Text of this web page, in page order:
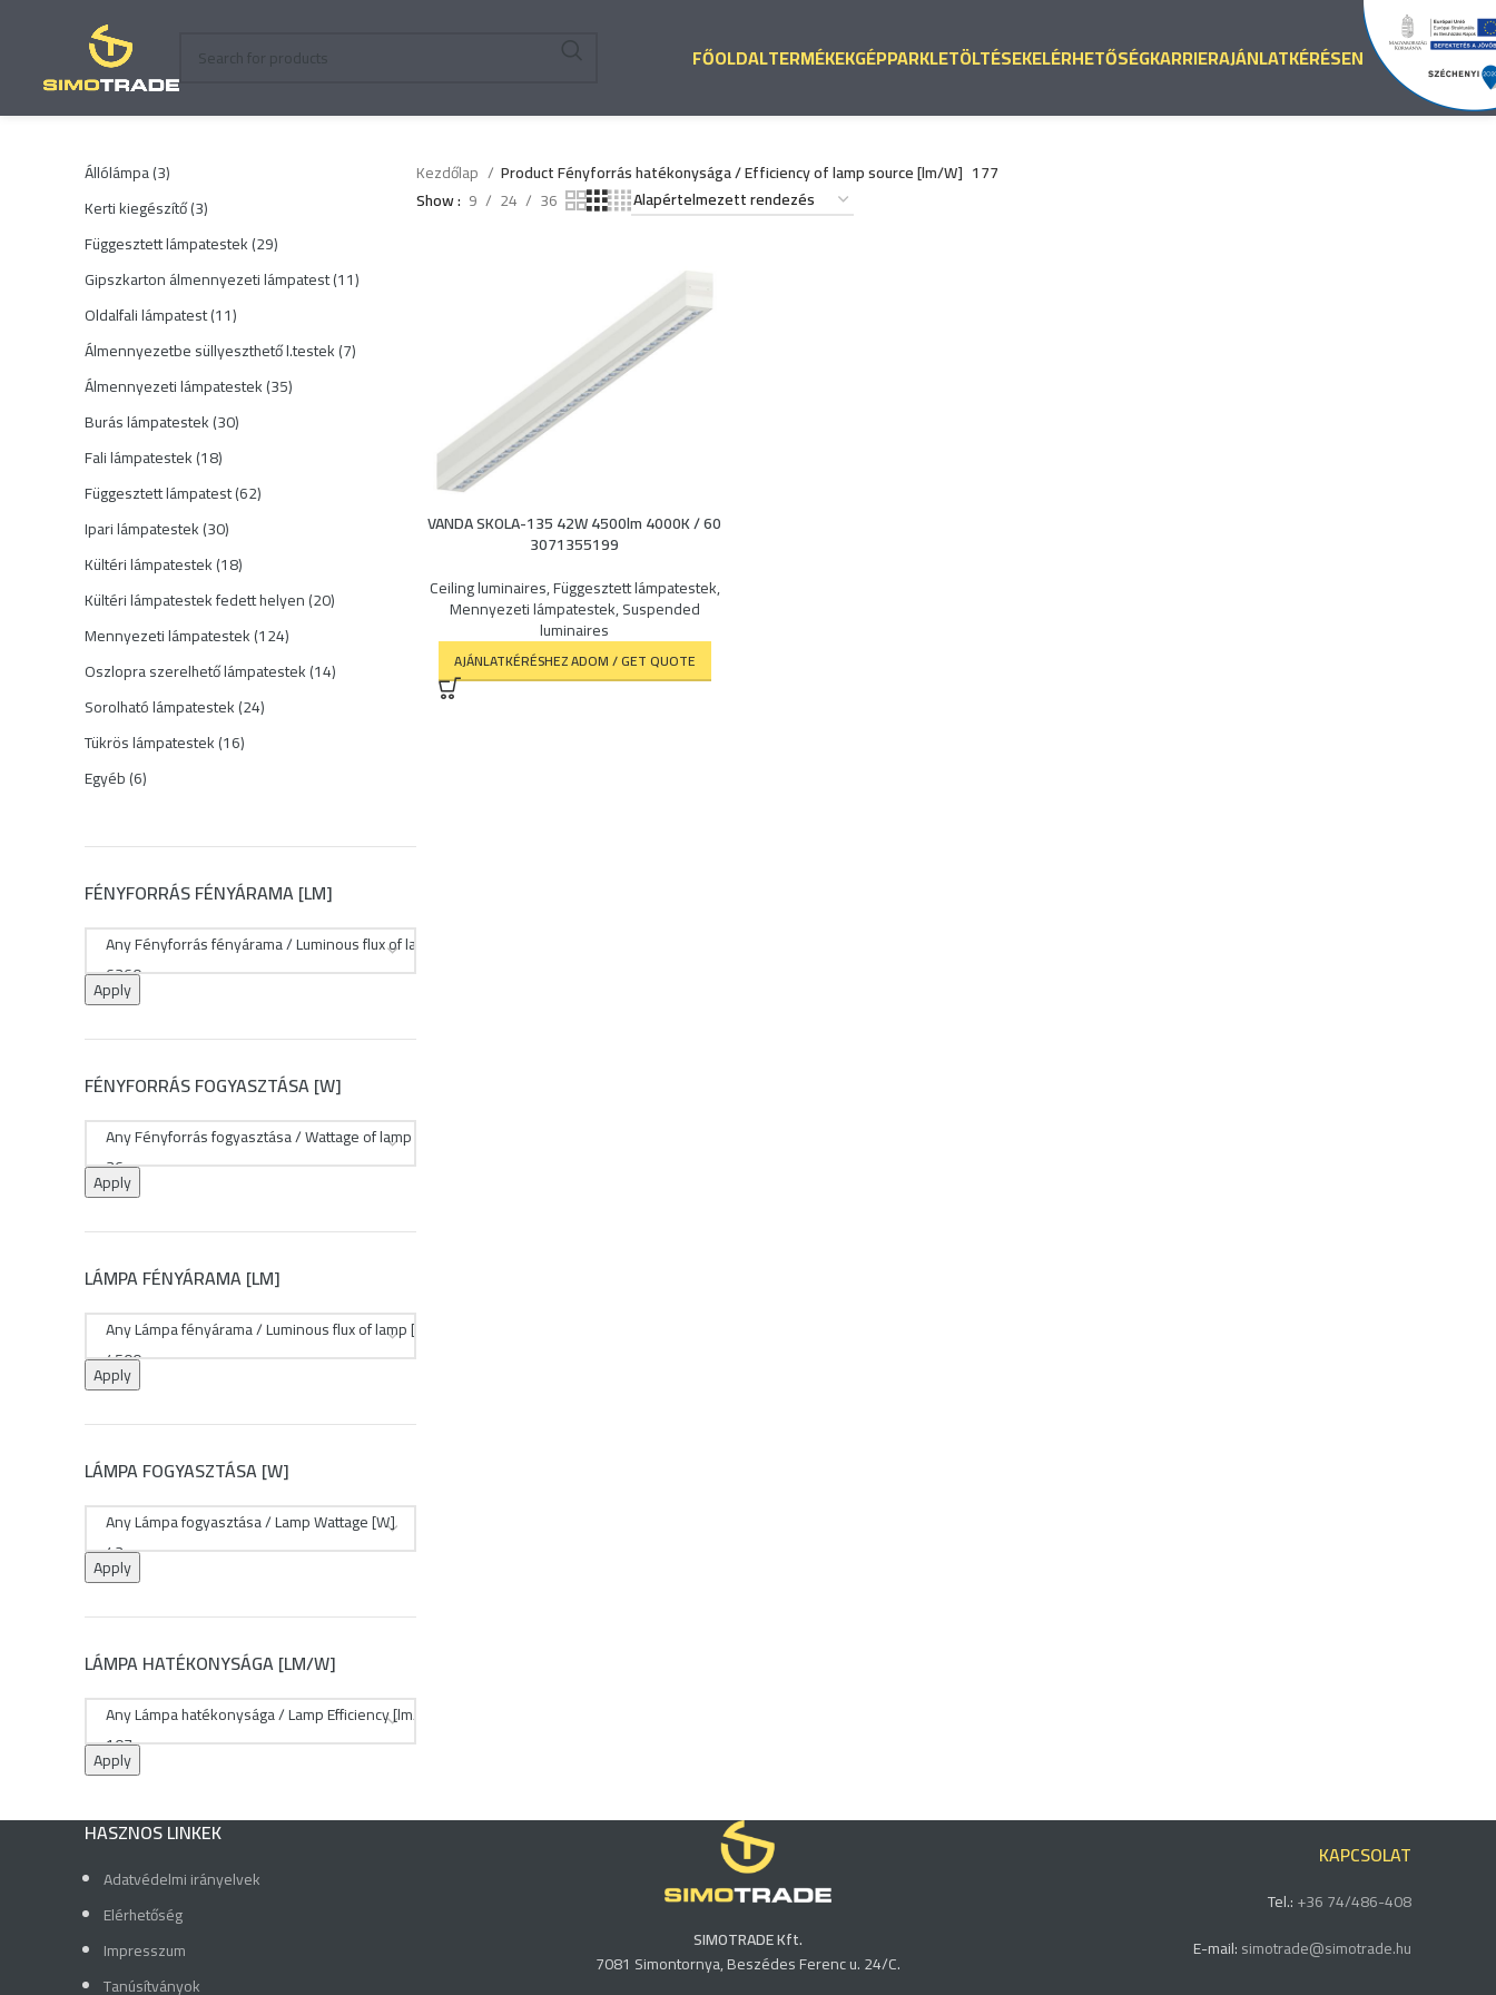
FŐOLDALTERMÉKEKGÉPPARKLETÖLTÉSEKELÉRHETŐSÉGKARRIERAJÁNLATKÉRÉSEN
Állólámpa 33
termék
Kerti kiegészítő 33
termék
Függesztett lámpatestek 2929
Gipszkarton álmennyezeti lámpatest 1111
Oldalfali lámpatest 1111
termék
Álmennyezetbe süllyeszthető l.testek 77
Álmennyezeti lámpatestek 3535
Burás lámpatestek 3030
Fali lámpatestek 1818
termék
Függesztett lámpatest 6262
Ipari lámpatestek 3030
termék
Kültéri lámpatestek 1818
termék
Kültéri lámpatestek fedett helyen 2020
Mennyezeti lámpatestek 124124
termék
Oszlopra szerelhető lámpatestek 1414
Sorolható lámpatestek 2424
Tükrös lámpatestek 1616
Egyéb 66
FÉNYFORRÁS FÉNYÁRAMA [LM]
Apply
FÉNYFORRÁS FOGYASZTÁSA [W]
Apply
LÁMPA FÉNYÁRAMA [LM]
Apply
LÁMPA FOGYASZTÁSA [W]
Apply
LÁMPA HATÉKONYSÁGA [LM/W]
Apply
Kezdőlap Product Fényforrás hatékonysága / Efficiency of lamp source [lm/W] 177
Show 9 24 36
VANDA SKOLA-135 42W 4500lm 4000K / 60
3071355199
Ceiling luminaires,Függesztett lámpatestek,
Mennyezeti lámpatestek,Suspended
luminaires
AJÁNLATKÉRÉSHEZ ADOM / GET QUOTE
HASZNOS LINKEK
Adatvédelmi irányelvek
Elérhetőség
Impresszum
Tanúsítványok
SIMOTRADE Kft.
7081 Simontornya, Beszédes Ferenc u. 24/C.
KAPCSOLAT
Tel.:+36 74/486-408
E-mail:simotrade@simotrade.hu